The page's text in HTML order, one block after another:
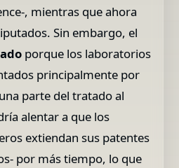
, mientras que ahora
Sin embargo, el
porque los laboratorios
principalmente por
parte del tratado al
alentar a que los
extiendan sus patentes
por más tiempo, lo que